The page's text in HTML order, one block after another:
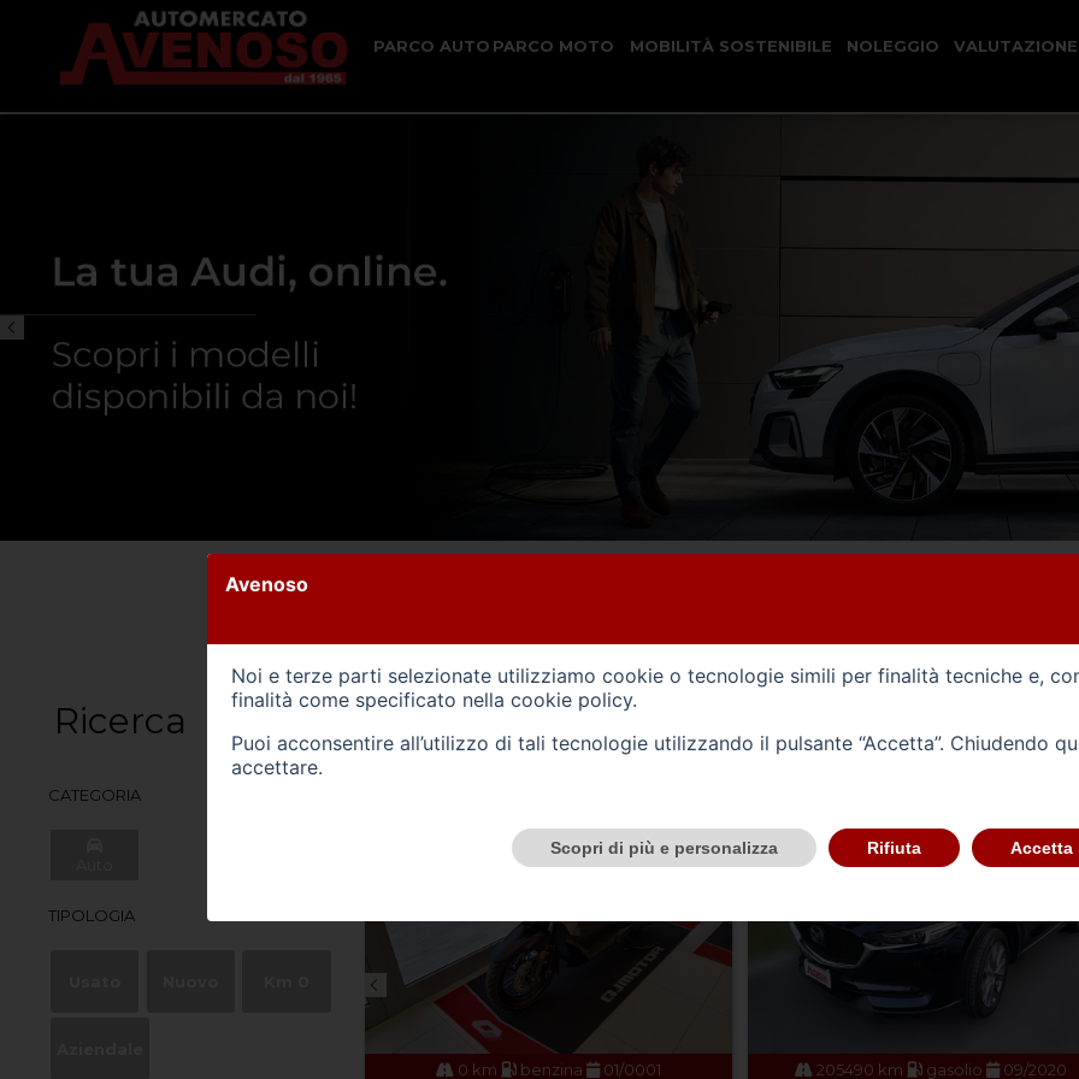
PARCO AUTO PARCO MOTO MOBILITÀ SOSTENIBILE NOLEGGIO
AUTOMERCATO AVENOSO,
NOLEGGIO A BREVE E LUNGO TERMINE
Ricerca
CATEGORIA
TIPOLOGIA
Vetrina
0 km benzina 01/0001 205490 km gasolio 09/2020
Avenoso
Noi e terze parti selezionate utilizziamo cookie o tecnologie simili per finalità tecniche e,
finalità come specificato nella cookie policy.
Puoi acconsentire all’utilizzo di tali tecnologie utilizzando il pulsante “Accetta”. Chiudendo
accettare.
Scopri di più e personalizza Rifiuta Accetta